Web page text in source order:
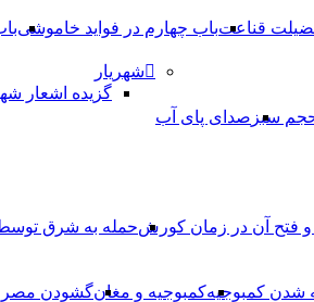
قناعتباب چهارم در فواید خاموشى
سبز صدای پای آب
شهریار
گزیده اشعار
و فتح آن در زمان کورشحمله به شرق
شدن کمبوجیهکمبوجیه و مغانگشودن مصر